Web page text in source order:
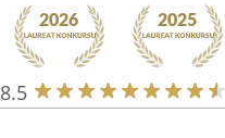
8.5